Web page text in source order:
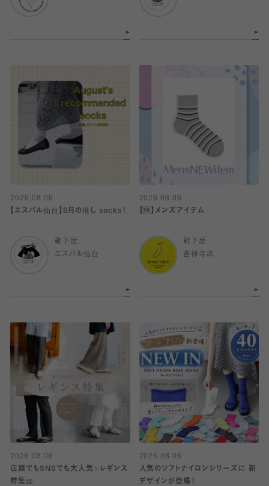
2026.08.06
【エスパル仙台】8月の推し socks！
靴下屋
エスパル仙台
2026.08.06
【🆕】メンズアイテム
靴下屋
吉祥寺店
2026.08.06
店頭でもSNSでも大人気✨レギンス
特集📖
2026.08.06
人気のソフトナイロンシリーズに 新
デザインが登場！